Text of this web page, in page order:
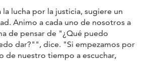
la lucha por la justicia, sugiere un
Animo a cada uno de nosotros a
de pensar de "¿Qué puedo
dar?"", dice. "Si empezamos por
de nuestro tiempo a escuchar,